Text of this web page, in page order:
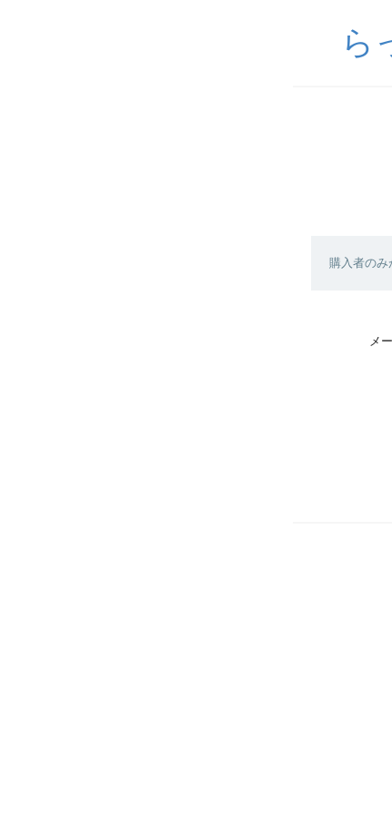
ら
購入者のみ
メ